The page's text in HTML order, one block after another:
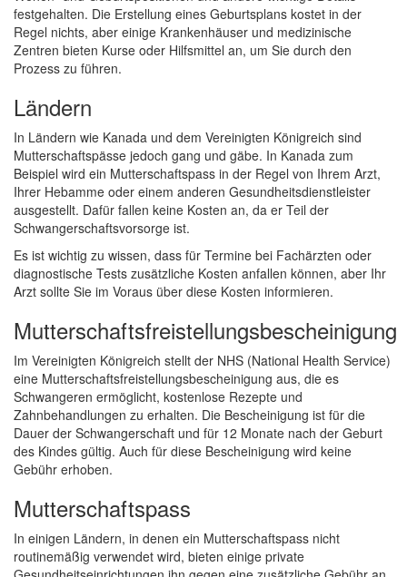
festgehalten. Die Erstellung eines Geburtsplans kostet in der
Regel nichts, aber einige Krankenhäuser und medizinische
Zentren bieten Kurse oder Hilfsmittel an, um Sie durch den
Prozess zu führen.
Ländern
In Ländern wie Kanada und dem Vereinigten Königreich sind
Mutterschaftspässe jedoch gang und gäbe. In Kanada zum
Beispiel wird ein Mutterschaftspass in der Regel von Ihrem Arzt,
Ihrer Hebamme oder einem anderen Gesundheitsdienstleister
ausgestellt. Dafür fallen keine Kosten an, da er Teil der
Schwangerschaftsvorsorge ist.
Es ist wichtig zu wissen, dass für Termine bei Fachärzten oder
diagnostische Tests zusätzliche Kosten anfallen können, aber Ihr
Arzt sollte Sie im Voraus über diese Kosten informieren.
Mutterschaftsfreistellungsbescheinigung
Im Vereinigten Königreich stellt der NHS (National Health Service)
eine Mutterschaftsfreistellungsbescheinigung aus, die es
Schwangeren ermöglicht, kostenlose Rezepte und
Zahnbehandlungen zu erhalten. Die Bescheinigung ist für die
Dauer der Schwangerschaft und für 12 Monate nach der Geburt
des Kindes gültig. Auch für diese Bescheinigung wird keine
Gebühr erhoben.
Mutterschaftspass
In einigen Ländern, in denen ein Mutterschaftspass nicht
routinemäßig verwendet wird, bieten einige private